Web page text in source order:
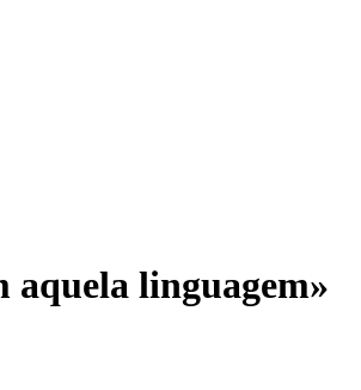
aquela linguagem»